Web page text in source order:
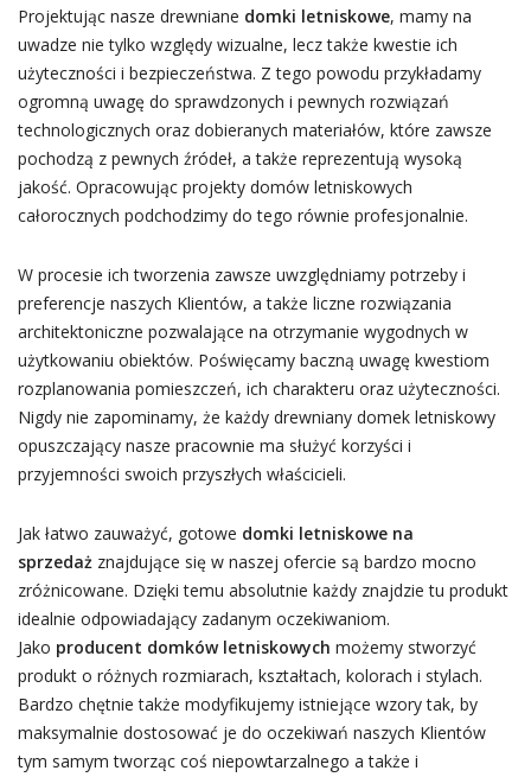
Projektując nasze drewniane domki letniskowe, mamy na
uwadze nie tylko względy wizualne, lecz także kwestie ich
użyteczności i bezpieczeństwa. Z tego powodu przykładamy
ogromną uwagę do sprawdzonych i pewnych rozwiązań
technologicznych oraz dobieranych materiałów, które zawsze
pochodzą z pewnych źródeł, a także reprezentują wysoką
jakość. Opracowując projekty domów letniskowych
całorocznych podchodzimy do tego równie profesjonalnie.
W procesie ich tworzenia zawsze uwzględniamy potrzeby i
preferencje naszych Klientów, a także liczne rozwiązania
architektoniczne pozwalające na otrzymanie wygodnych w
użytkowaniu obiektów. Poświęcamy baczną uwagę kwestiom
rozplanowania pomieszczeń, ich charakteru oraz użyteczności.
Nigdy nie zapominamy, że każdy drewniany domek letniskowy
opuszczający nasze pracownie ma służyć korzyści i
przyjemności swoich przyszłych właścicieli.
Jak łatwo zauważyć, gotowe domki letniskowe na
sprzedażznajdujące się w naszej ofercie są bardzo mocno
zróżnicowane. Dzięki temu absolutnie każdy znajdzie tu produkt
idealnie odpowiadający zadanym oczekiwaniom.
Jako producent domków letniskowych możemy stworzyć
produkt o różnych rozmiarach, kształtach, kolorach i stylach.
Bardzo chętnie także modyfikujemy istniejące wzory tak, by
maksymalnie dostosować je do oczekiwań naszych Klientów
tym samym tworząc coś niepowtarzalnego a także i